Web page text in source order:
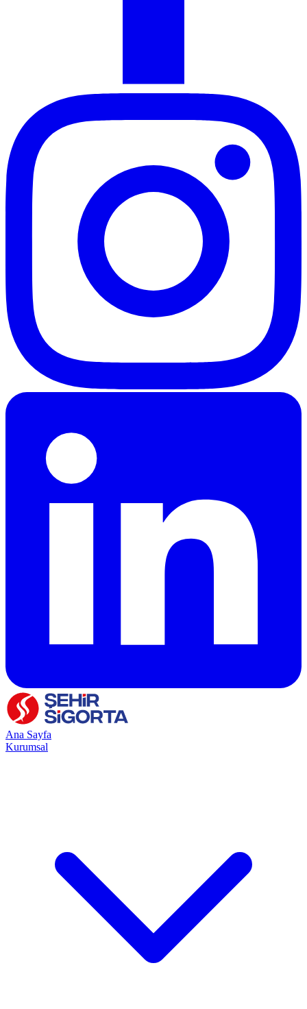
Ana Sayfa
Kurumsal